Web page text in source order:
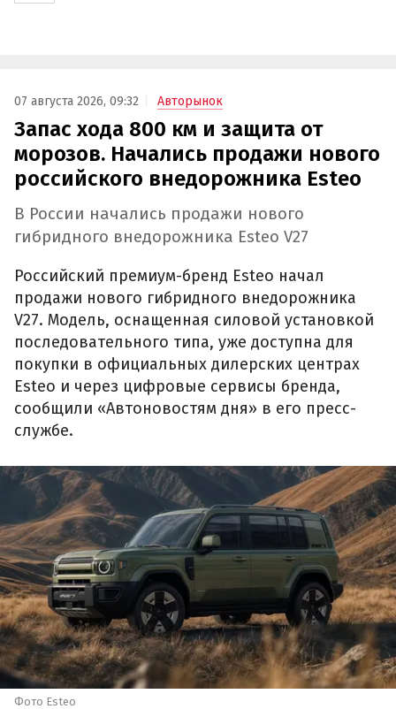
07 августа 2026, 09:32 Авторынок
Запас хода 800 км и защита от
морозов. Начались продажи нового
российского внедорожника Esteo
В России начались продажи нового
гибридного внедорожника Esteo V27
Российский премиум-бренд Esteo начал
продажи нового гибридного внедорожника
V27. Модель, оснащенная силовой установкой
последовательного типа, уже доступна для
покупки в официальных дилерских центрах
Esteo и через цифровые сервисы бренда,
сообщили «Автоновостям дня» в его пресс-
службе.
Фото Esteo